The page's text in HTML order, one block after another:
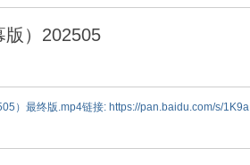
）202505
）最终版.mp4链接: https://pan.baidu.com/s/1K9a